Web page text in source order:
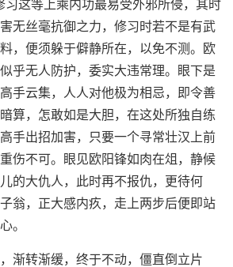
习这等上乘内功最易受外邪所侵，其时
无丝毫抗御之力，修习时若不是有武
，便须躲于僻静所在，以免不测。欧
乎无人防护，委实大违常理。眼下是
手云集，人人对他极为相忌，即令善
算，怎敢如是大胆，在这处所独自练
手出招加害，只要一个寻常壮汉上前
伤不可。眼见欧阳锋如肉在俎，静候
的大仇人，此时再不报仇，更待何
翁，正大感内疚，走上两步后便即站
。
渐转渐缓，终于不动，僵直倒立片